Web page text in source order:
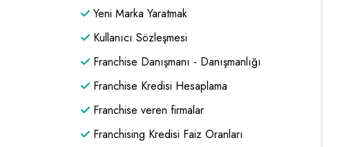
Yeni Marka Yaratmak
Kullanıcı Sözleşmesi
Franchise Danışmanı - Danışmanlığı
Franchise Kredisi Hesaplama
Franchise veren firmalar
Franchising Kredisi Faiz Oranları